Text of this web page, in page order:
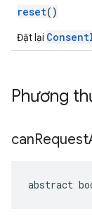
reset()
Đặt lại
Phương
canRequest
abstract